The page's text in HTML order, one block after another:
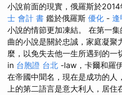
小說前面的現實，俄羅斯於2014
士 會計 書 鑑於俄羅斯 優化 - 逢
小說的情節更加凍結。 在第一
曲的小說是關於忠誠，家庭凝聚
麼，以免失去他一生所遇到的一
in 台胞證 台北 -law，卡爾和羅
在帝國中聞名，現在是成功的人
上的第二語言是意大利人，居住